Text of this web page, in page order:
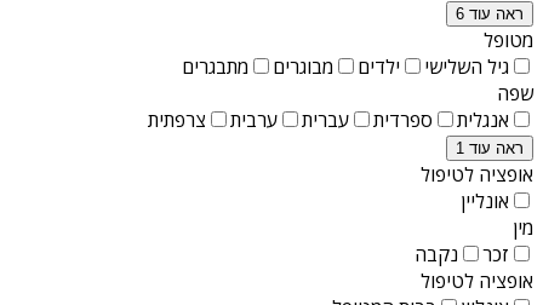
ראה עוד 6
מטופל
גיל השלישי
ילדים מבוגרים
מתבגרים
שפה
אנגלית
ספרדית עברית ערבית צרפתית
ראה עוד 1
אופציה לטיפול
אונליין
מין
זכר
נקבה
אופציה לטיפול